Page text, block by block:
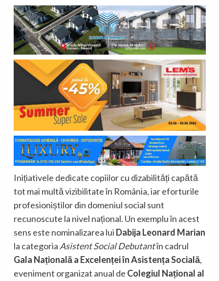
Inițiativele dedicate copiilor cu dizabilități capătă
tot mai multă vizibilitate în România, iar eforturile
profesioniștilor din domeniul social sunt
recunoscute la nivel național. Un exemplu în acest
sens este nominalizarea lui Dabija Leonard Marian
la categoriaAsistent Social Debutantîn cadrul
Gala Națională a Excelenței în Asistența Socială,
eveniment organizat anual de Colegiul Național al